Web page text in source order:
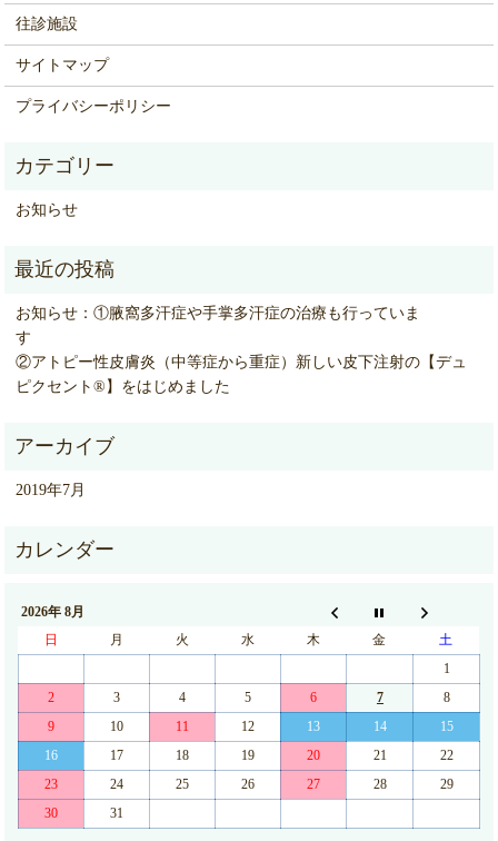
往診施設
サイトマップ
プライバシーポリシー
お知らせ
お知らせ：①腋窩多汗症や手掌多汗症の治療も行っていま
②アトピー性皮膚炎（中等症から重症）新しい皮下注射の【デュ
ピクセント®】をはじめました
2019年7月
2026年 8月
日
月 火 水 木 金
土
1
2
3 4 5 6 7
8
9
10 11 12 13 14
15
16
17 18 19 20 21
22
23
24 25 26 27 28
29
30
31